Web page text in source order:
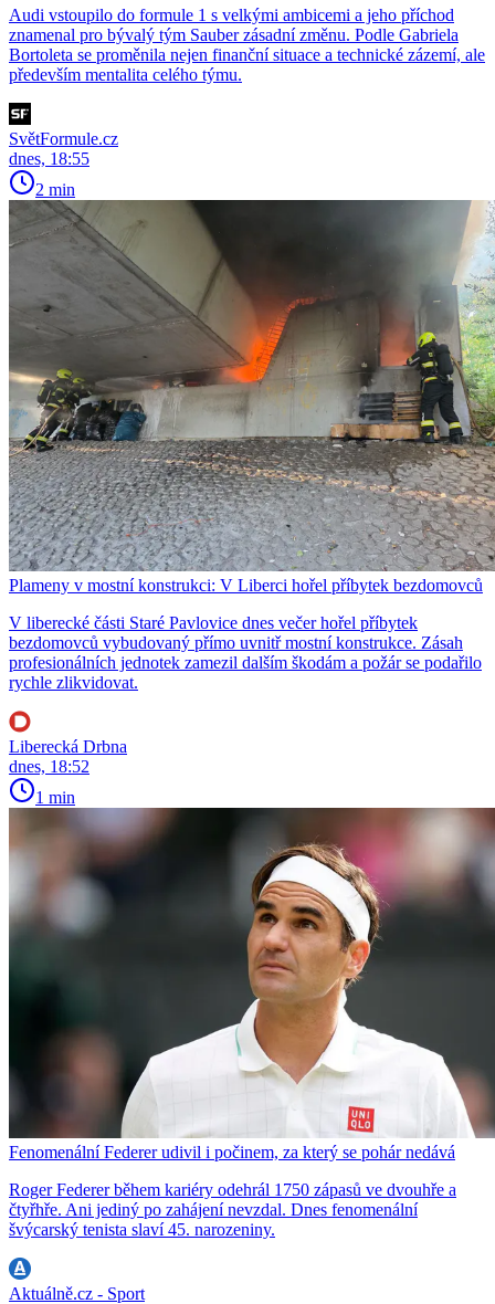
Audi vstoupilo do formule 1 s velkými ambicemi a jeho příchod
znamenal pro bývalý tým Sauber zásadní změnu. Podle Gabriela
Bortoleta se proměnila nejen finanční situace a technické zázemí, ale
především mentalita celého týmu.
SvětFormule.cz
dnes, 18:55
2 min
Plameny v mostní konstrukci: V Liberci hořel příbytek bezdomovců
V liberecké části Staré Pavlovice dnes večer hořel příbytek
bezdomovců vybudovaný přímo uvnitř mostní konstrukce. Zásah
profesionálních jednotek zamezil dalším škodám a požár se podařilo
rychle zlikvidovat.
Liberecká Drbna
dnes, 18:52
1 min
Fenomenální Federer udivil i počinem, za který se pohár nedává
Roger Federer během kariéry odehrál 1750 zápasů ve dvouhře a
čtyřhře. Ani jediný po zahájení nevzdal. Dnes fenomenální
švýcarský tenista slaví 45. narozeniny.
Aktuálně.cz - Sport